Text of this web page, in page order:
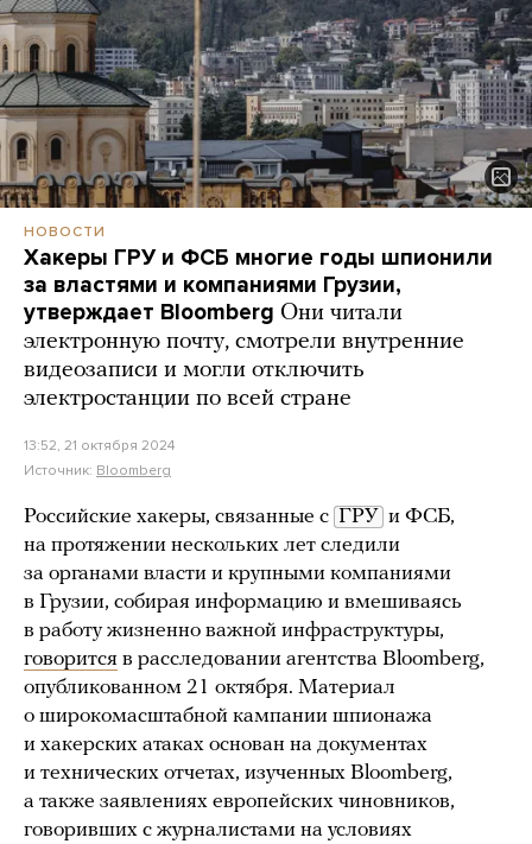
НОВОСТИ
Хакеры ГРУ и ФСБ многие годы шпионили
за властями и компаниями Грузии,
утверждает Bloomberg Они читали
электронную почту, смотрели внутренние
видеозаписи и могли отключить
электростанции по всей стране
13:52, 21 октября 2024
Источник: Bloomberg
Российские хакеры, связанные с ГРУ и ФСБ,
на протяжении нескольких лет следили
за органами власти и крупными компаниями
в Грузии, собирая информацию и вмешиваясь
в работу жизненно важной инфраструктуры,
говорится в расследовании агентства Bloomberg,
опубликованном 21 октября. Материал
о широкомасштабной кампании шпионажа
и хакерских атаках основан на документах
и технических отчетах, изученных Bloomberg,
а также заявлениях европейских чиновников,
говоривших с журналистами на условиях